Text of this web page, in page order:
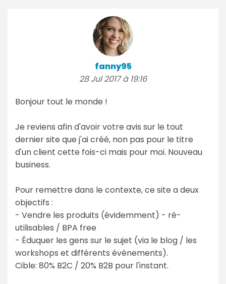
fanny95
28 Jul 2017 à 19:16
Bonjour tout le monde !
Je reviens afin d'avoir votre avis sur le tout
dernier site que j'ai créé, non pas pour le titre
d'un client cette fois-ci mais pour moi. Nouveau
business.
Pour remettre dans le contexte, ce site a deux
objectifs :
- Vendre les produits (évidemment) - ré-
utilisables / BPA free
- Éduquer les gens sur le sujet (via le blog / les
workshops et différents évènements).
Cible: 80% B2C / 20% B2B pour l'instant.